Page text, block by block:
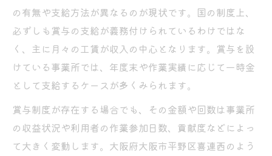
作業内容別にみる工賃増加のポイント解説
就労継続支援B型で安定収入を得る工夫とコ
ツ
高工賃を目指すための事業所選びの基準
実践的な工賃交渉術と支援内容の見極め方
B型の賞与制度を知りたい方へのガイド
就労継続支援B型の賞与制度の基本と注意点
の有無や支給方法が異なるのが現状です。国の制度上、
必ずしも賞与の支給が義務付けられているわけではな
く、主に月々の工賃が収入の中心となります。賞与を設
けている事業所では、年度末や作業実績に応じて一時金
として支給するケースが多くみられます。
賞与制度が存在する場合でも、その金額や回数は事業所
の収益状況や利用者の作業参加日数、貢献度などによっ
て大きく変動します。大阪府大阪市平野区喜連西のよう